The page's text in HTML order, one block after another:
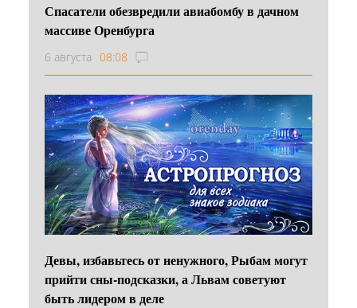
Спасатели обезвредили авиабомбу в дачном
массиве Оренбурга
6 августа 08:08
Девы, избавьтесь от ненужного, Рыбам могут
прийти сны-подсказки, а Львам советуют
быть лидером в деле